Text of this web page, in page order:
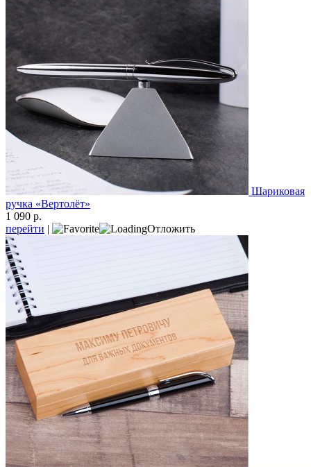
Шариковая
ручка «Вертолёт»
1 090 р.
перейти | Отложить